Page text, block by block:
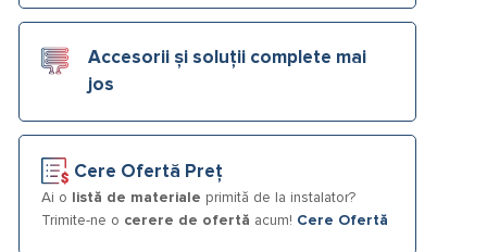
Accesorii și soluții complete mai
jos
Cere Ofertă Preț
Ai o listă de materiale primită de la instalator?
Trimite-ne o cerere de ofertă acum! Cere Ofertă